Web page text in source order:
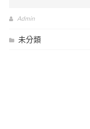
Admin
未分類